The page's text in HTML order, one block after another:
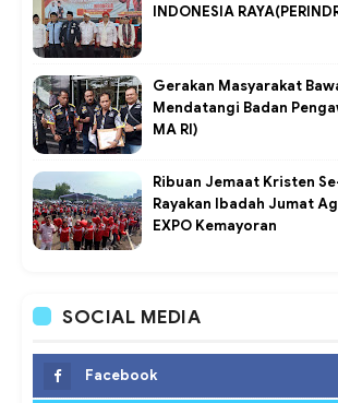
INDONESIA
Gerakan Masyarakat
Mendatangi Badan
MA RI)
Ribuan Jemaat Kristen
Rayakan Ibadah Jumat
EXPO Kemayoran
SOCIAL MEDIA
Facebook